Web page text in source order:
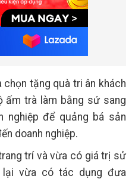
chọn tặng quà tri ân khách
ấm trà làm bằng sứ sang
nghiệp để quảng bá sản
doanh nghiệp.
trí và vừa có giá trị sử
lại vừa có tác dụng đưa